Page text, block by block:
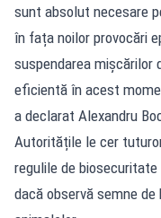
sunt absolut necesare
în fața noilor provocări
suspendarea mișcărilor
eficientă în acest
a declarat Alexandru
Autoritățile le cer
regulile de
dacă observă semne